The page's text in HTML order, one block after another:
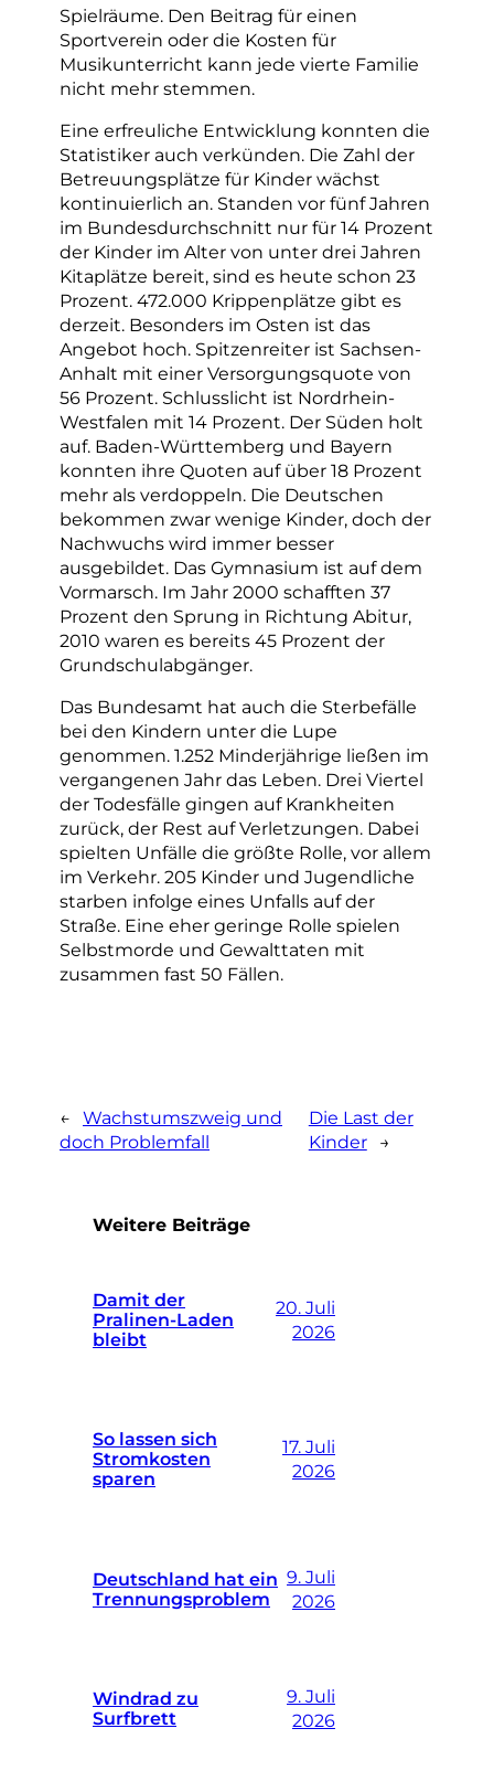
Spielräume. Den Beitrag für einen
Sportverein oder die Kosten für
Musikunterricht kann jede vierte Familie
nicht mehr stemmen.
Eine erfreuliche Entwicklung konnten die
Statistiker auch verkünden. Die Zahl der
Betreuungsplätze für Kinder wächst
kontinuierlich an. Standen vor fünf Jahren
im Bundesdurchschnitt nur für 14 Prozent
der Kinder im Alter von unter drei Jahren
Kitaplätze bereit, sind es heute schon 23
Prozent. 472.000 Krippenplätze gibt es
derzeit. Besonders im Osten ist das
Angebot hoch. Spitzenreiter ist Sachsen-
Anhalt mit einer Versorgungsquote von
56 Prozent. Schlusslicht ist Nordrhein-
Westfalen mit 14 Prozent. Der Süden holt
auf. Baden-Württemberg und Bayern
konnten ihre Quoten auf über 18 Prozent
mehr als verdoppeln. Die Deutschen
bekommen zwar wenige Kinder, doch der
Nachwuchs wird immer besser
ausgebildet. Das Gymnasium ist auf dem
Vormarsch. Im Jahr 2000 schafften 37
Prozent den Sprung in Richtung Abitur,
2010 waren es bereits 45 Prozent der
Grundschulabgänger.
Das Bundesamt hat auch die Sterbefälle
bei den Kindern unter die Lupe
genommen. 1.252 Minderjährige ließen im
vergangenen Jahr das Leben. Drei Viertel
der Todesfälle gingen auf Krankheiten
zurück, der Rest auf Verletzungen. Dabei
spielten Unfälle die größte Rolle, vor allem
im Verkehr. 205 Kinder und Jugendliche
starben infolge eines Unfalls auf der
Straße. Eine eher geringe Rolle spielen
Selbstmorde und Gewalttaten mit
zusammen fast 50 Fällen.
← Wachstumszweig und
doch Problemfall
Die Last der
Kinder
→
Weitere Beiträge
Damit der
Pralinen-Laden
bleibt
20. Juli
2026
So lassen sich
Stromkosten
sparen
17. Juli
2026
Deutschland hat ein
Trennungsproblem
9. Juli
2026
Windrad zu
Surfbrett
9. Juli
2026